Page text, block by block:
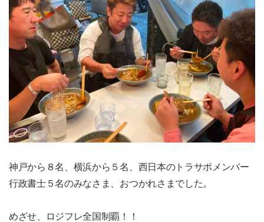
神戸から８名、横浜から５名、西日本のトラサポメンバー
行政書士５名のみなさま、おつかれさまでした。
めざせ、ロジフレ全国制覇！！